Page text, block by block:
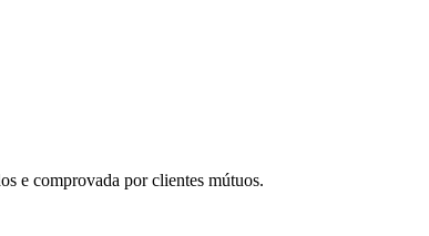
e comprovada por clientes mútuos.